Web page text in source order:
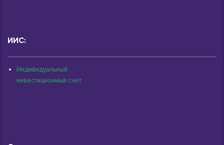
ИИС:
Индивидуальный
инвестиционный счет